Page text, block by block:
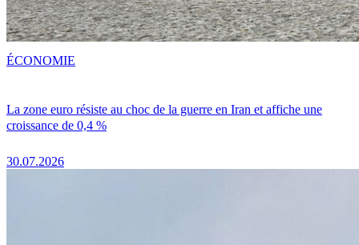
La zone euro résiste au choc de la guerre en Iran et affiche une
croissance de 0,4 %
30.07.2026
ÉCONOMIE